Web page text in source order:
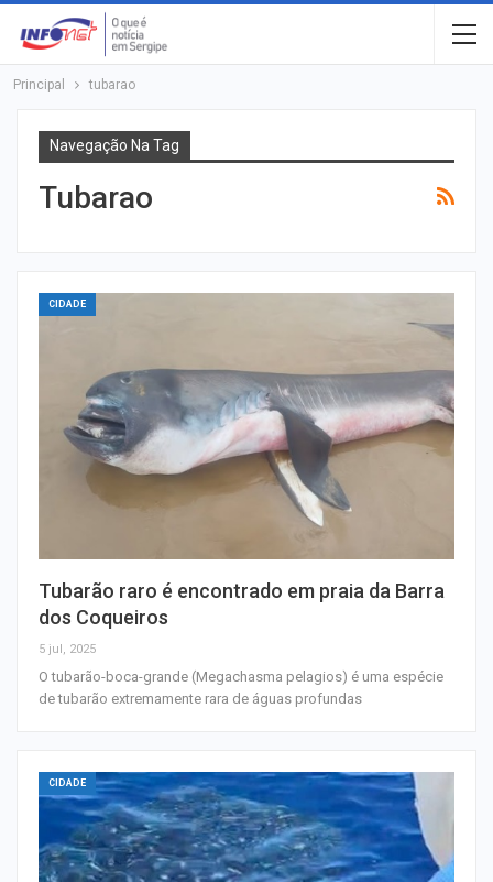
Principal tubarao
Navegação Na Tag
Tubarao
CIDADE
Tubarão raro é encontrado em praia da Barra
dos Coqueiros
5 jul, 2025
O tubarão-boca-grande (Megachasma pelagios) é uma espécie
de tubarão extremamente rara de águas profundas
CIDADE